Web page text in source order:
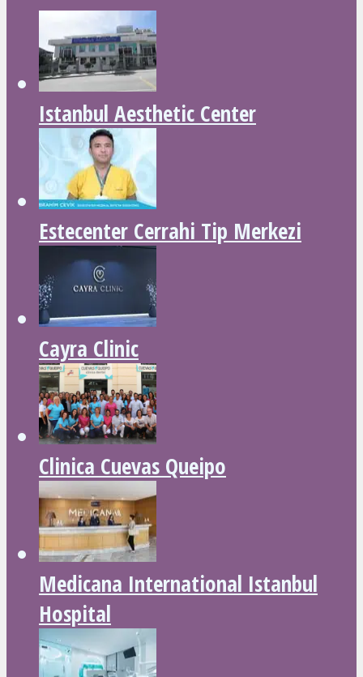
Istanbul Aesthetic Center
Estecenter Cerrahi Tip Merkezi
Cayra Clinic
Clinica Cuevas Queipo
Medicana International Istanbul
Hospital